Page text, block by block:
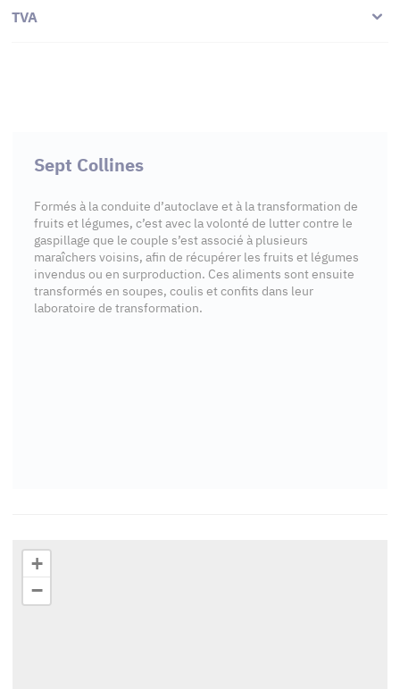
TVA
Sept Collines
Formés à la conduite d’autoclave et à la transformation de
fruits et légumes, c’est avec la volonté de lutter contre le
gaspillage que le couple s’est associé à plusieurs
maraîchers voisins, afin de récupérer les fruits et légumes
invendus ou en surproduction. Ces aliments sont ensuite
transformés en soupes, coulis et confits dans leur
laboratoire de transformation.
+
−